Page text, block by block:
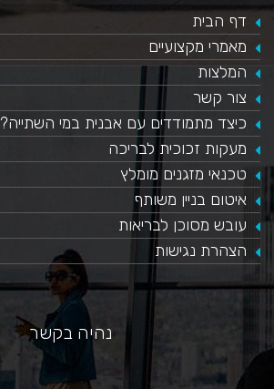
דף הבית
מאמרי מקצועיים
המלצות
צור קשר
כיצד מתמודדים עם אבנית במי השתייה?
​מעקות זכוכית לבריכה
טכנאי מזגנים מומלץ
איטום בניין משותף
עובש מסוכן לבריאות
הצהרת נגישות
נהיה בקשר